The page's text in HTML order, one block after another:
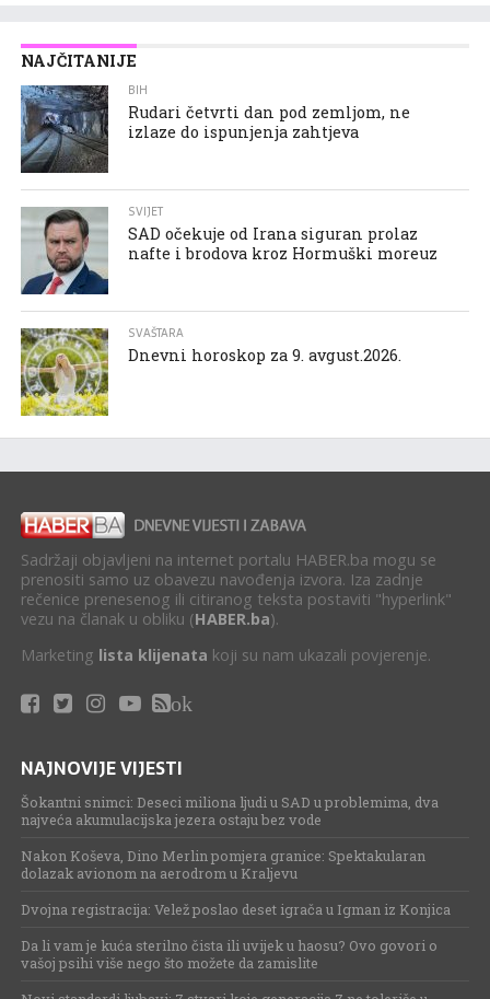
NAJČITANIJE
BIH
Rudari četvrti dan pod zemljom, ne
izlaze do ispunjenja zahtjeva
SVIJET
SAD očekuje od Irana siguran prolaz
nafte i brodova kroz Hormuški moreuz
SVAŠTARA
Dnevni horoskop za 9. avgust.2026.
Sadržaji objavljeni na internet portalu HABER.ba mogu se
prenositi samo uz obavezu navođenja izvora. Iza zadnje
rečenice prenesenog ili citiranog teksta postaviti "hyperlink"
vezu na članak u obliku (HABER.ba).
Marketing lista klijenata koji su nam ukazali povjerenje.
ok
NAJNOVIJE VIJESTI
Šokantni snimci: Deseci miliona ljudi u SAD u problemima, dva
najveća akumulacijska jezera ostaju bez vode
Nakon Koševa, Dino Merlin pomjera granice: Spektakularan
dolazak avionom na aerodrom u Kraljevu
Dvojna registracija: Velež poslao deset igrača u Igman iz Konjica
Da li vam je kuća sterilno čista ili uvijek u haosu? Ovo govori o
vašoj psihi više nego što možete da zamislite